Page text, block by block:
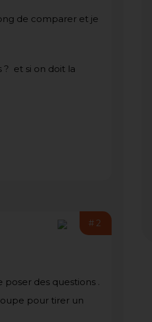
de comparer et je
? et si on doit la
#2
des questions .
pour tirer un